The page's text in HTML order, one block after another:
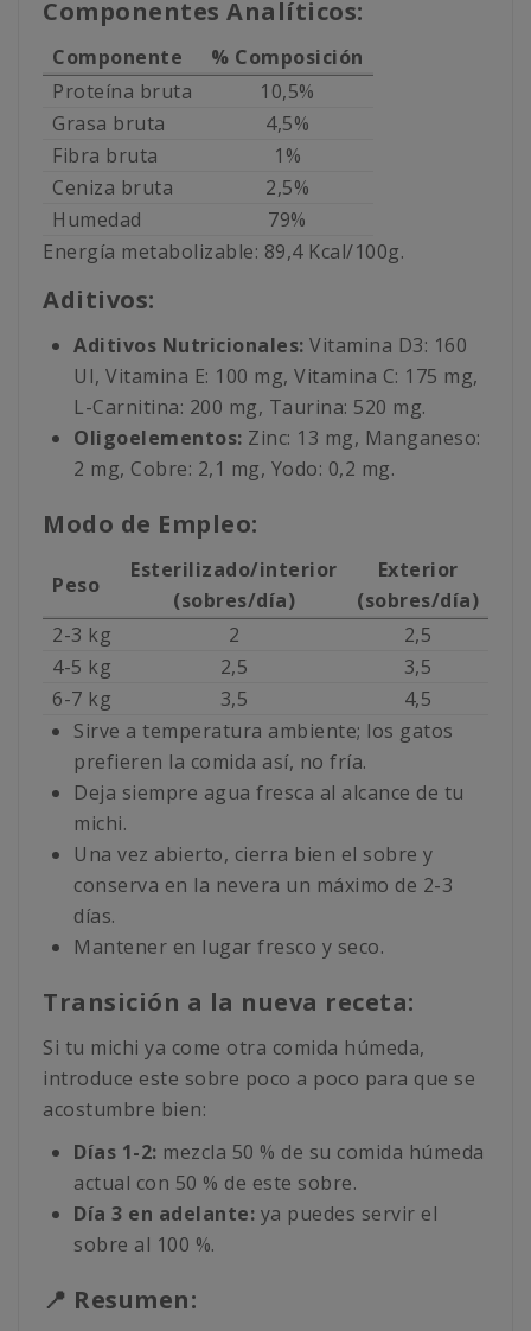
Componentes Analíticos:
Componente
% Composición
Proteína bruta
10,5%
Grasa bruta
4,5%
Fibra bruta
1%
Ceniza bruta
2,5%
Humedad
79%
Energía metabolizable: 89,4 Kcal/100g.
Aditivos:
Aditivos Nutricionales: Vitamina D3: 160
UI, Vitamina E: 100 mg, Vitamina C: 175 mg,
L-Carnitina: 200 mg, Taurina: 520 mg.
Oligoelementos: Zinc: 13 mg, Manganeso:
2 mg, Cobre: 2,1 mg, Yodo: 0,2 mg.
Modo de Empleo:
Peso
Esterilizado/interior
(sobres/día)
Exterior
(sobres/día)
2-3 kg
2
2,5
4-5 kg
2,5
3,5
6-7 kg
3,5
4,5
Sirve a temperatura ambiente; los gatos
prefieren la comida así, no fría.
Deja siempre agua fresca al alcance de tu
michi.
Una vez abierto, cierra bien el sobre y
conserva en la nevera un máximo de 2-3
días.
Mantener en lugar fresco y seco.
Transición a la nueva receta:
Si tu michi ya come otra comida húmeda,
introduce este sobre poco a poco para que se
acostumbre bien:
Días 1-2: mezcla 50 % de su comida húmeda
actual con 50 % de este sobre.
Día 3 en adelante: ya puedes servir el
sobre al 100 %.
📍 Resumen: